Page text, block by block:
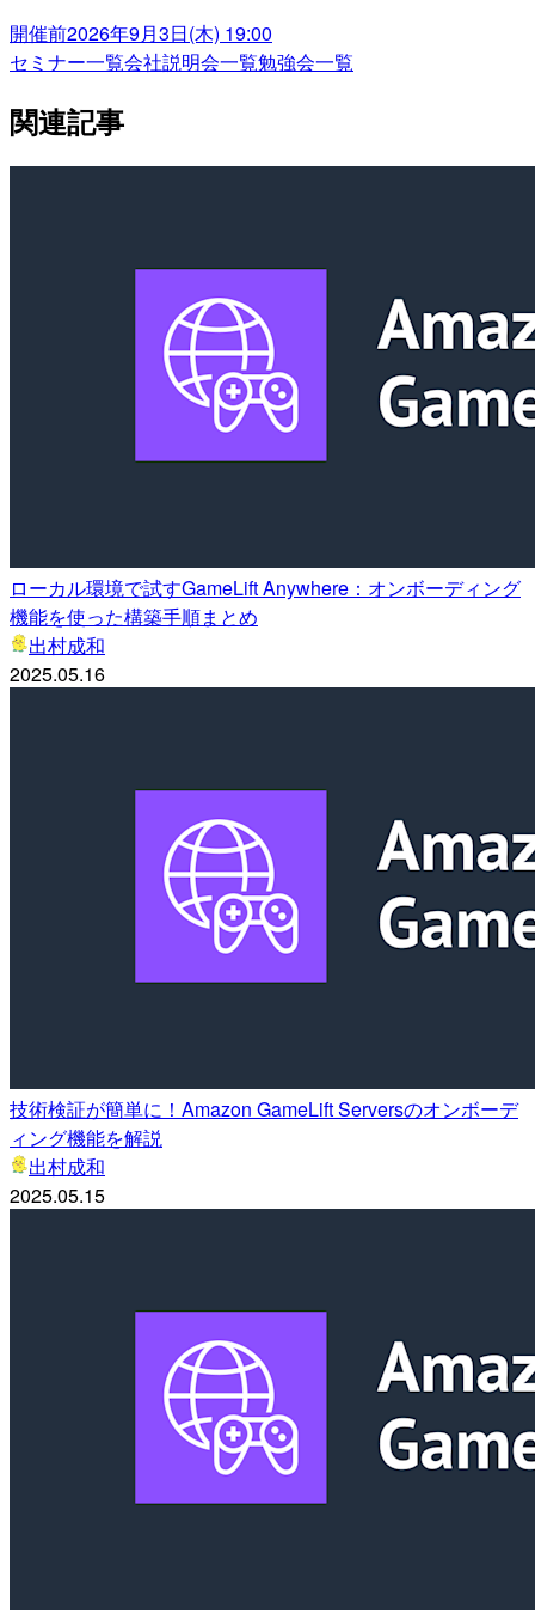
開催前2026年9月3日(木) 19:00
セミナー一覧会社説明会一覧勉強会一覧
関連記事
ローカル環境で試すGameLift Anywhere：オンボーディング
機能を使った構築手順まとめ
出村成和
2025.05.16
技術検証が簡単に！Amazon GameLift Serversのオンボーデ
ィング機能を解説
出村成和
2025.05.15